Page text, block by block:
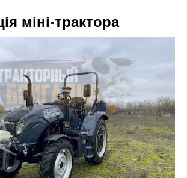
міні-трактора